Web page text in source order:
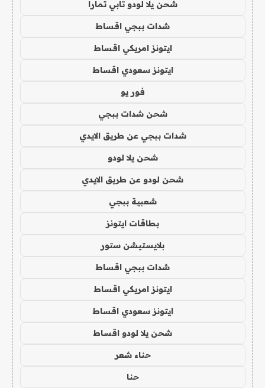
شحن يلا لودو تابي تمارا
شدات ببجي اقساط
ايتونز امريكي اقساط
ايتونز سعودي اقساط
فور يو
شحن شدات ببجي
شدات ببجي عن طريق الايدي
شحن يلا لودو
شحن لودو عن طريق الايدي
شعبية ببجي
بطاقات ايتونز
بلايستيشن ستور
شدات ببجي اقساط
ايتونز امريكي اقساط
ايتونز سعودي اقساط
شحن يلا لودو اقساط
حناء شعر
حنا